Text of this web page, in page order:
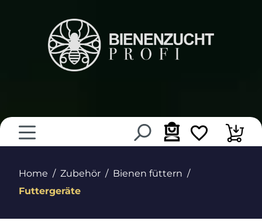
Home Zubehör
Bienen füttern
Futtergeräte